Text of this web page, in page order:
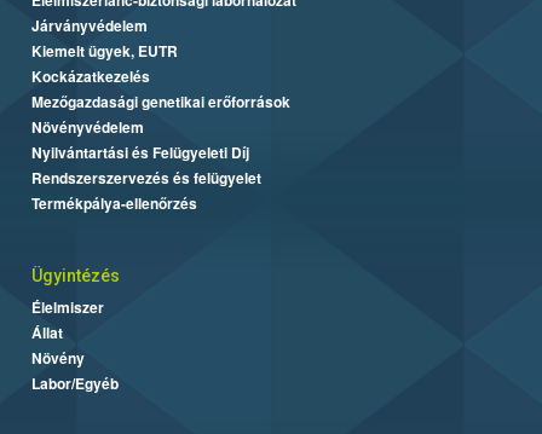
Járványvédelem
Kiemelt ügyek, EUTR
Kockázatkezelés
Mezőgazdasági genetikai erőforrások
Növényvédelem
Nyilvántartási és Felügyeleti Díj
Rendszerszervezés és felügyelet
Termékpálya-ellenőrzés
Ügyintézés
Élelmiszer
Állat
Növény
Labor/Egyéb